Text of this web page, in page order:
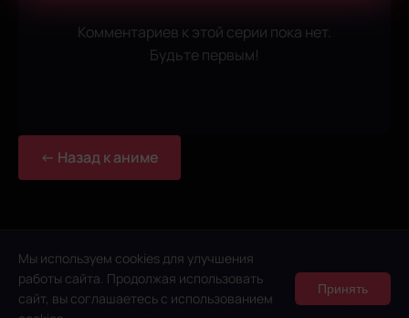
Мы используем cookies для улучшения
работы сайта. Продолжая использовать
сайт, вы соглашаетесь с использованием
Принять
Комментариев к этой серии пока нет.
Будьте первым!
← Назад к аниме
© 2026 Anidub Online Lite. Все права защищены.